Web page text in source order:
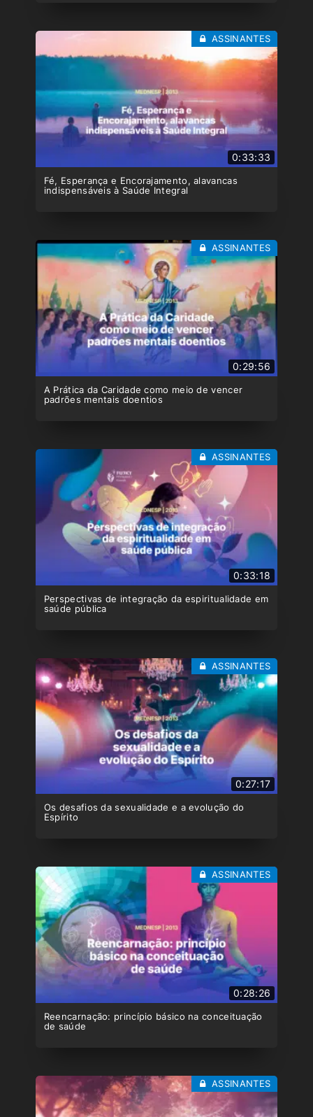
0:33:33
Fé, Esperança e Encorajamento, alavancas
indispensáveis à Saúde Integral
ASSINANTES
0:29:56
A Prática da Caridade como meio de vencer
padrões mentais doentios
ASSINANTES
0:33:18
Perspectivas de integração da espiritualidade em
saúde pública
ASSINANTES
0:27:17
Os desafios da sexualidade e a evolução do
Espírito
ASSINANTES
0:28:26
Reencarnação: princípio básico na conceituação
de saúde
ASSINANTES
ASSINANTES